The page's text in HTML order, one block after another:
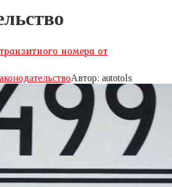
номера от
Автор: autotols